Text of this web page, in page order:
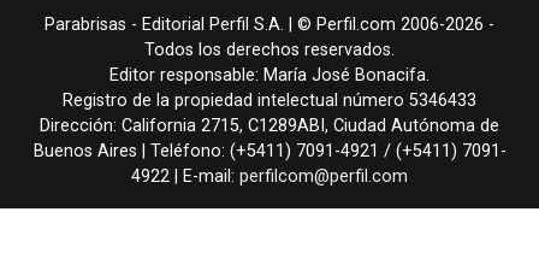
Parabrisas - Editorial Perfil S.A. | © Perfil.com 2006-2026 -
Todos los derechos reservados.
Editor responsable: María José Bonacifa.
Registro de la propiedad intelectual número 5346433
Dirección: California 2715, C1289ABI , Ciudad Autónoma de
Buenos Aires | Teléfono: (+5411) 7091-4921 / (+5411) 7091-
4922 | E-mail: perfilcom@perfil.com